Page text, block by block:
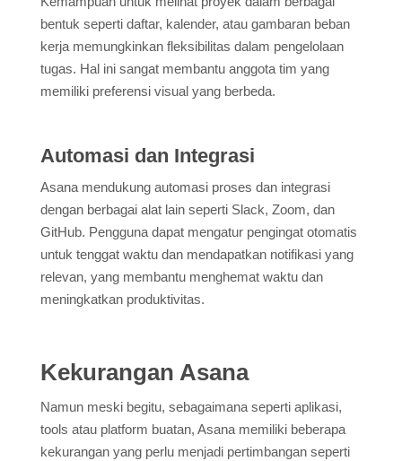
bentuk seperti daftar, kalender, atau gambaran beban
kerja memungkinkan fleksibilitas dalam pengelolaan
tugas. Hal ini sangat membantu anggota tim yang
memiliki preferensi visual yang berbeda.
Automasi dan Integrasi
Asana mendukung automasi proses dan integrasi
dengan berbagai alat lain seperti Slack, Zoom, dan
GitHub. Pengguna dapat mengatur pengingat otomatis
untuk tenggat waktu dan mendapatkan notifikasi yang
relevan, yang membantu menghemat waktu dan
meningkatkan produktivitas.
Kekurangan Asana
Namun meski begitu, sebagaimana seperti aplikasi,
tools atau platform buatan, Asana memiliki beberapa
kekurangan yang perlu menjadi pertimbangan seperti